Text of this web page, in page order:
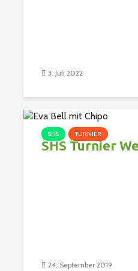
3. Juli 2022
SHS TURNIER
SHS Turnier
24. September 2019